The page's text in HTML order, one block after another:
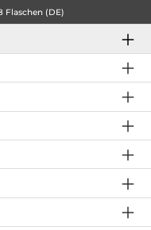
Flaschen (DE)